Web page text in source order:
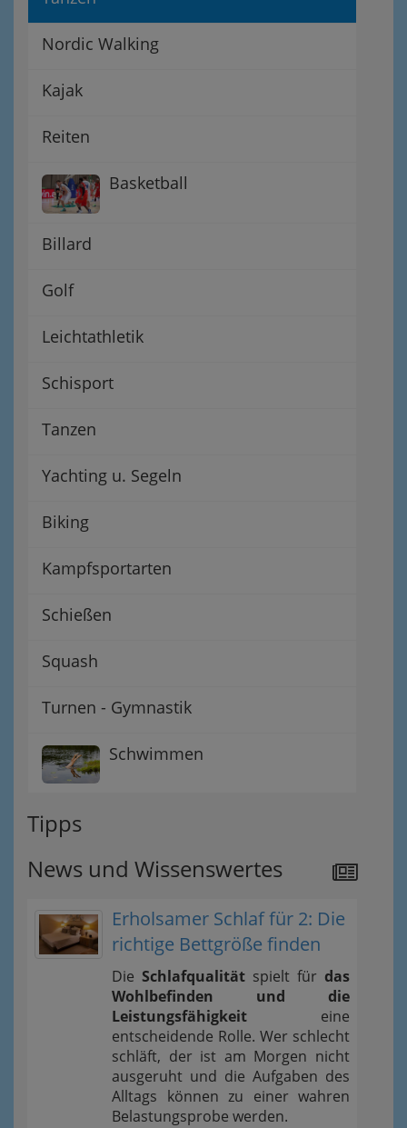
Nordic Walking
Kajak
Reiten
Basketball
Billard
Golf
Leichtathletik
Schisport
Tanzen
Yachting u. Segeln
Biking
Kampfsportarten
Schießen
Squash
Turnen - Gymnastik
Schwimmen
Tipps
News und Wissenswertes
Erholsamer Schlaf für 2: Die
richtige Bettgröße finden
Die Schlafqualität spielt für das
Wohlbefinden und die
Leistungsfähigkeit eine
entscheidende Rolle. Wer schlecht
schläft, der ist am Morgen nicht
ausgeruht und die Aufgaben des
Alltags können zu einer wahren
Belastungsprobe werden.